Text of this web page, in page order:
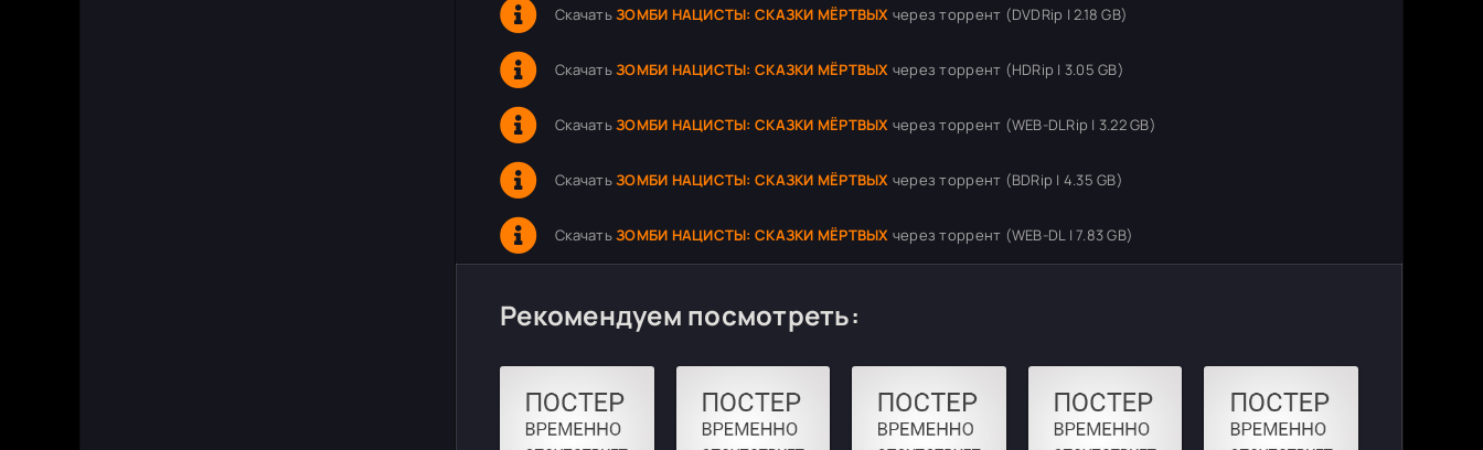
СкачатьЗОМБИ НАЦИСТЫ: СКАЗКИ МЁРТВЫХ через торрент (DVDRip | 2.18 GB)
СкачатьЗОМБИ НАЦИСТЫ: СКАЗКИ МЁРТВЫХ через торрент (HDRip | 3.05 GB)
СкачатьЗОМБИ НАЦИСТЫ: СКАЗКИ МЁРТВЫХ через торрент (WEB-DLRip | 3.22 GB)
СкачатьЗОМБИ НАЦИСТЫ: СКАЗКИ МЁРТВЫХ через торрент (BDRip | 4.35 GB)
СкачатьЗОМБИ НАЦИСТЫ: СКАЗКИ МЁРТВЫХ через торрент (WEB-DL | 7.83 GB)
Рекомендуем посмотреть: